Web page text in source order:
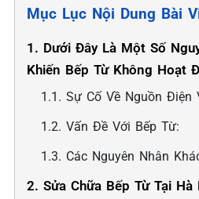
Mục Lục Nội Dung Bài
1. Dưới Đây Là Một Số
Khiến Bếp Từ Không Hoạt
1.1. Sự Cố Về Nguồn Điện
1.2. Vấn Đề Với Bếp Từ:
1.3. Các Nguyên Nhân
2. Sửa Chữa Bếp Từ Tại